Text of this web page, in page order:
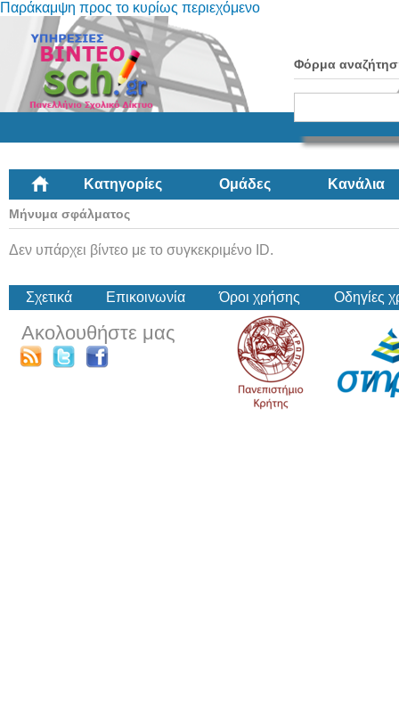
Παράκαμψη προς το κυρίως περιεχόμενο
Φόρμα
Κατηγορίες Ομάδες Κανάλια
Μήνυμα σφάλματος
Δεν υπάρχει βίντεο με το συγκεκριμένο ID.
Σχετικά Επικοινωνία Όροι χρήσης Οδηγίες
Ακολουθήστε μας